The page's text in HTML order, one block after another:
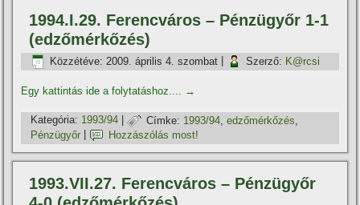
1994.I.29. Ferencváros – Pénzügyőr 1-1
(edzőmérkőzés)
Közzétéve: 2009. április 4. szombat Szerző: K@rcsi
Egy kattintás ide a folytatáshoz.... →
Kategória: 1993/94 | Címke: 1993/94 ,edzőmérkőzés
Pénzügyőr
Hozzászólás most!
1993.VII.27. Ferencváros – Pénzügyőr